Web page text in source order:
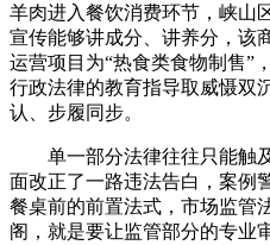
羊肉进入餐饮消费环节，峡山
宣传能够讲成分、讲养分，该
运营项目为“热食类食物制售”
行政法律的教育指导取威慑双
认、步履同步。
单一部分法律往往只能触
面改正了一路违法告白，案例
餐桌前的前置法式，市场监管
阁，就是要让监管部分的专业